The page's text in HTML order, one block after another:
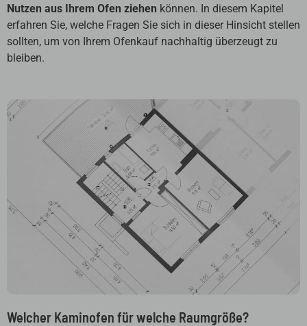
Nutzen aus Ihrem Ofen ziehen können. In diesem Kapitel
erfahren Sie, welche Fragen Sie sich in dieser Hinsicht stellen
sollten, um von Ihrem Ofenkauf nachhaltig überzeugt zu
bleiben.
Welcher Kaminofen für welche Raumgröße?